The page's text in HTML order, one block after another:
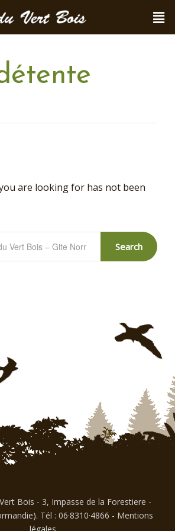
are looking for has not been
Search
Bois - 3, Impasse de la Forestiere -
Tél : 06·8310·4866 - Mentions